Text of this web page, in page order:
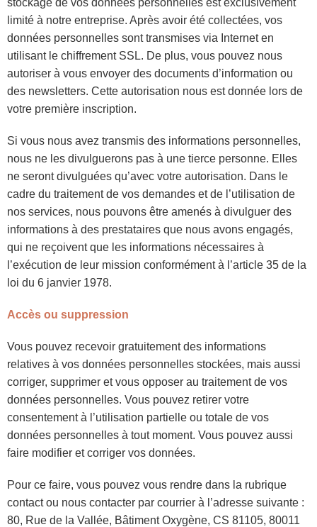
limité à notre entreprise. Après avoir été collectées, vos
données personnelles sont transmises via Internet en
utilisant le chiffrement SSL. De plus, vous pouvez nous
autoriser à vous envoyer des documents d’information ou
des newsletters. Cette autorisation nous est donnée lors de
votre première inscription.
Si vous nous avez transmis des informations personnelles,
nous ne les divulguerons pas à une tierce personne. Elles
ne seront divulguées qu’avec votre autorisation. Dans le
cadre du traitement de vos demandes et de l’utilisation de
nos services, nous pouvons être amenés à divulguer des
informations à des prestataires que nous avons engagés,
qui ne reçoivent que les informations nécessaires à
l’exécution de leur mission conformément à l’article 35 de la
loi du 6 janvier 1978.
Accès ou suppression
Vous pouvez recevoir gratuitement des informations
relatives à vos données personnelles stockées, mais aussi
corriger, supprimer et vous opposer au traitement de vos
données personnelles. Vous pouvez retirer votre
consentement à l’utilisation partielle ou totale de vos
données personnelles à tout moment. Vous pouvez aussi
faire modifier et corriger vos données.
Pour ce faire, vous pouvez vous rendre dans la rubrique
contact ou nous contacter par courrier à l’adresse suivante :
80, Rue de la Vallée, Bâtiment Oxygène, CS 81105, 80011